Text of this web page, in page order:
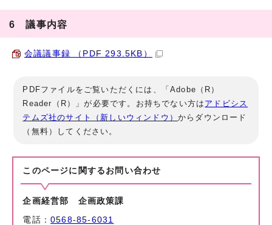
6 議事内容
会議議事録 （PDF 293.5KB）
PDFファイルをご覧いただくには、「Adobe（R）
Reader（R）」が必要です。お持ちでない方は アドビシス
テムズ社のサイト（新しいウィンドウ）からダウンロード
（無料）してください。
このページに関する お問い合わせ
企画経営部 企画政策課
電話：0568-85-6031